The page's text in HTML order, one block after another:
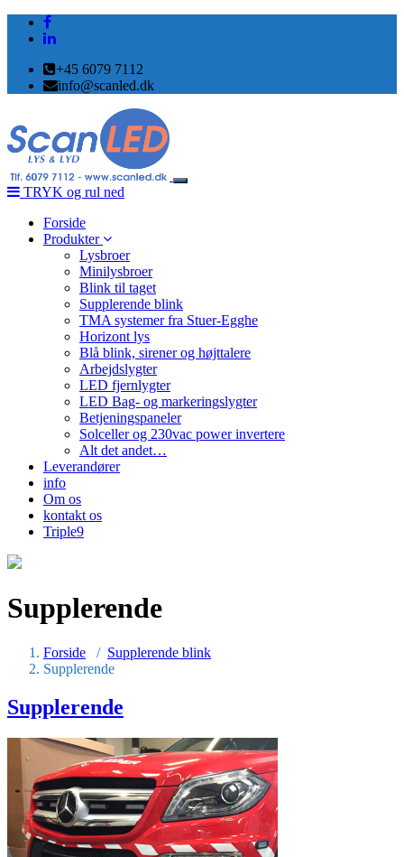
+45 6079 7112
info@scanled.dk
Toggle
TRYK og rul ned
Forside
Produkter
Lysbroer
Minilysbroer
Blink til taget
Supplerende blink
TMA systemer fra Stuer-Egghe
Horizont lys
Blå blink, sirener og højttalere
Arbejdslygter
LED fjernlygter
LED Bag- og markeringslygter
Betjeningspaneler
Solceller og 230vac power invertere
Alt det andet…
Leverandører
info
Om os
kontakt os
Triple9
Supplerende
Forside / Supplerende blink
Supplerende
Supplerende